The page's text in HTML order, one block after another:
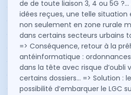
de de toute liaison 3, 4 ou 5G
idées reçues, une telle situation
non seulement en zone rurale
dans certains secteurs urbains
=> Conséquence, retour à la
antéinformatique :
dans la tête avec risque d’oubli
certains dossiers… => Solution :
possibilité d’embarquer le LGC